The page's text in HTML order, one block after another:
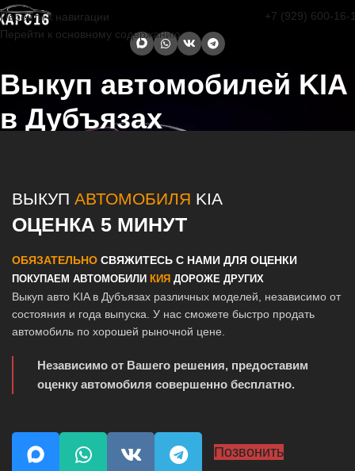
Перейти к навигации
Перейти к основному содержанию
+7 (929) 600-16-
Выкуп автомобилей KIA
в Дубъязах
ВЫКУП АВТОМОБИЛЯ KIA
ОЦЕНКА 5 МИНУТ
ОБЯЗАТЕЛЬНО СВЯЖИТЕСЬ С НАМИ ДЛЯ ОЦЕНКИ
ПОКУПАЕМ АВТОМОБИЛИ КИЯ ДОРОЖЕ ДРУГИХ
Выкуп авто KIA в Дубъязах различных моделей, независимо от
состояния и года выпуска. У нас сможете быстро продать
автомобиль по хорошей рыночной цене.
Независимо от Вашего решения, предоставим
оценку автомобиля совершенно бесплатно.
Позвонить